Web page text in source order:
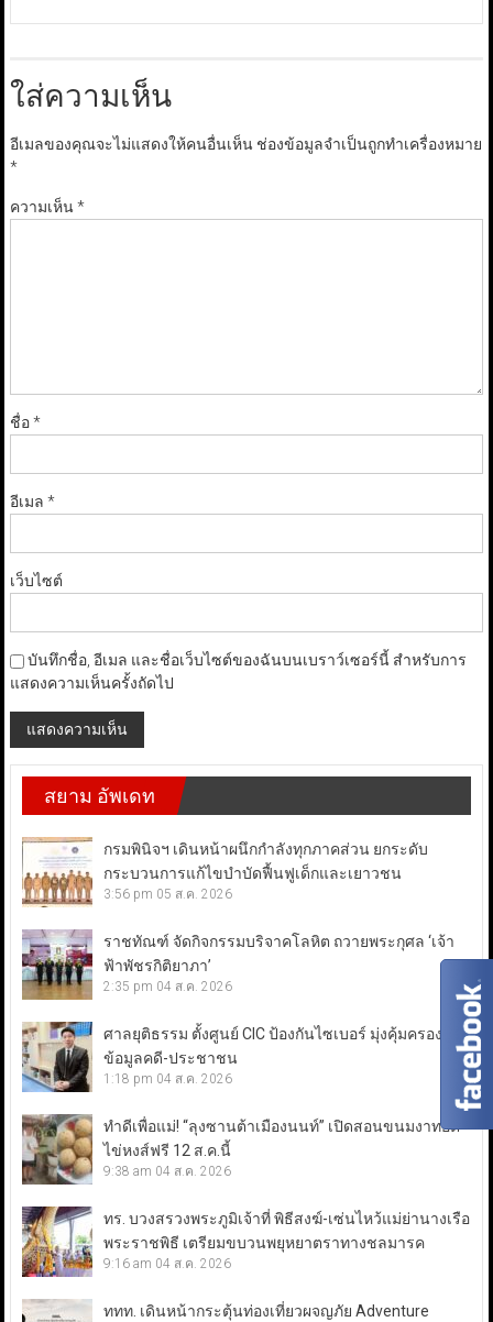
ใส่ความเห็น
อีเมลของคุณจะไม่แสดงให้คนอื่นเห็น ช่องข้อมูลจำเป็นถูกทำเครื่องหมาย
*
ความเห็น*
ชื่อ*
อีเมล *
เว็บไซต์
บันทึกชื่อ, อีเมล และชื่อเว็บไซต์ของฉันบนเบราว์เซอร์นี้ สำหรับการ
แสดงความเห็นครั้งถัดไป
สยาม อัพเดท
กรมพินิจฯ เดินหน้าผนึกกำลังทุกภาคส่วน ยกระดับ
กระบวนการแก้ไขบำบัดฟื้นฟูเด็กและเยาวชน
3:56 pm 05 ส.ค. 2026
ราชทัณฑ์ จัดกิจกรรมบริจาคโลหิต ถวายพระกุศล ‘เจ้า
ฟ้าพัชรกิติยาภา’
2:35 pm 04 ส.ค. 2026
ศาลยุติธรรม ตั้งศูนย์ CIC ป้องกันไซเบอร์ มุ่งคุ้มครอง
ข้อมูลคดี-ประชาชน
1:18 pm 04 ส.ค. 2026
ทำดีเพื่อแม่! “ลุงซานต้าเมืองนนท์” เปิดสอนขนมงาทอด-
ไข่หงส์ฟรี 12 ส.ค.นี้
9:38 am 04 ส.ค. 2026
ทร. บวงสรวงพระภูมิเจ้าที่ พิธีสงฆ์-เซ่นไหว้แม่ย่านางเรือ
พระราชพิธี เตรียมขบวนพยุหยาตราทางชลมารค
9:16 am 04 ส.ค. 2026
ททท. เดินหน้ากระตุ้นท่องเที่ยวผจญภัย Adventure